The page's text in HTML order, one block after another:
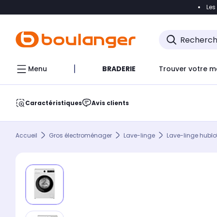
Accéder
Menu BRADERIE Trouver votre
Caractéristiques Avis clients
Accueil Gros électroménager Lave-linge Lave-linge